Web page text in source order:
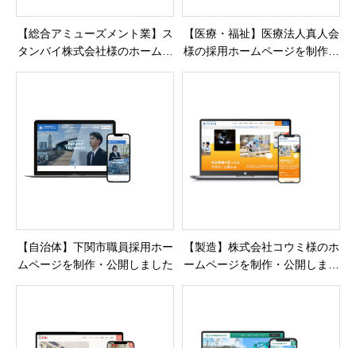
【総合アミューズメント業】ス
タンバイ株式会社様のホームペ
【医療・福祉】医療法人真人会
様の採用ホームページを制作・
【自治体】下関市職員採用ホー
ムページを制作・公開しました
【製造】株式会社コウミ様のホ
ームページを制作・公開しまし